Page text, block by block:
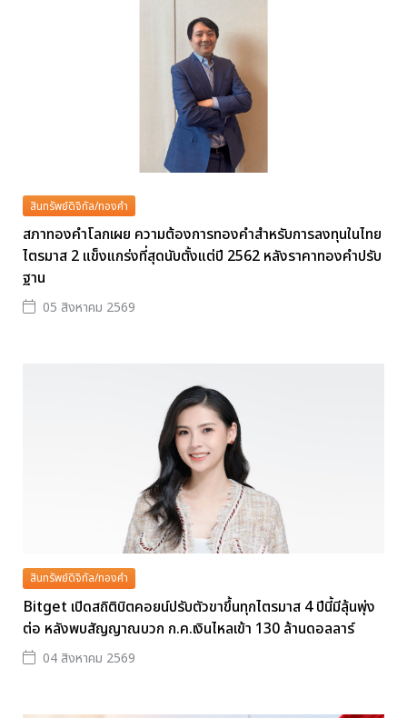
สินทรัพย์ดิจิทัล/ทองคำ
สภาทองคำโลกเผย ความต้องการทองคำสำหรับการลงทุนในไทย
ไตรมาส 2 แข็งแกร่งที่สุดนับตั้งแต่ปี 2562 หลังราคาทองคำปรับ
ฐาน
05 สิงหาคม 2569
สินทรัพย์ดิจิทัล/ทองคำ
Bitget เปิดสถิติบิตคอยน์ปรับตัวขาขึ้นทุกไตรมาส 4 ปีนี้มีลุ้นพุ่ง
ต่อ หลังพบสัญญาณบวก ก.ค.เงินไหลเข้า 130 ล้านดอลลาร์
04 สิงหาคม 2569